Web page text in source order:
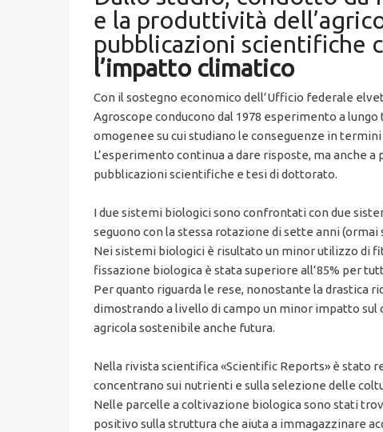
e la produttività
pubblicazioni scientifiche
l’impatto climatico
Con il sostegno economico dell’Ufficio federale
Agroscope conducono dal 1978 esperimento a
omogenee su cui studiano le conseguenze in
L’esperimento continua a dare risposte, ma anche
pubblicazioni scientifiche e tesi di dottorato.
I due sistemi biologici sono confrontati con due
seguono con la stessa rotazione di sette anni
Nei sistemi biologici è risultato un minor utilizzo di
fissazione biologica è stata superiore all’85% per
Per quanto riguarda le rese, nonostante la drastica
dimostrando a livello di campo un minor impatto
agricola sostenibile anche futura.
Nella rivista scientifica «Scientific Reports» è stato
concentrano sui nutrienti e sulla selezione delle
Nelle parcelle a coltivazione biologica sono stati
positivo sulla struttura che aiuta a immagazzinare